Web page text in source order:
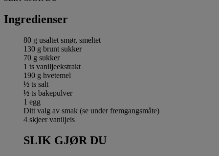
Ingredienser
80 g usaltet smør, smeltet
130 g brunt sukker
70 g sukker
1 ts vaniljeekstrakt
190 g hvetemel
½ ts salt
½ ts bakepulver
1 egg
Ditt valg av smak (se under fremgangsmåte)
4 skjeer vaniljeis
SLIK GJØR DU